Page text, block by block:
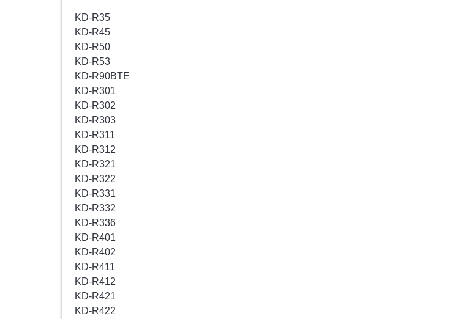
KD-R35
KD-R45
KD-R50
KD-R53
KD-R90BTE
KD-R301
KD-R302
KD-R303
KD-R311
KD-R312
KD-R321
KD-R322
KD-R331
KD-R332
KD-R336
KD-R401
KD-R402
KD-R411
KD-R412
KD-R421
KD-R422